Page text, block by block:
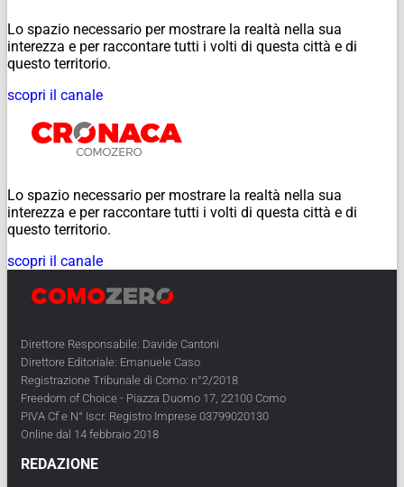
Lo spazio necessario per mostrare la realtà nella sua
interezza e per raccontare tutti i volti di questa città e di
questo territorio.
scopri il canale
Lo spazio necessario per mostrare la realtà nella sua
interezza e per raccontare tutti i volti di questa città e di
questo territorio.
scopri il canale
Direttore Responsabile: Davide Cantoni
Direttore Editoriale: Emanuele Caso
Registrazione Tribunale di Como: n°2/2018
Freedom of Choice - Piazza Duomo 17, 22100 Como
PIVA Cf e N° Iscr. Registro Imprese 03799020130
Online dal 14 febbraio 2018
REDAZIONE